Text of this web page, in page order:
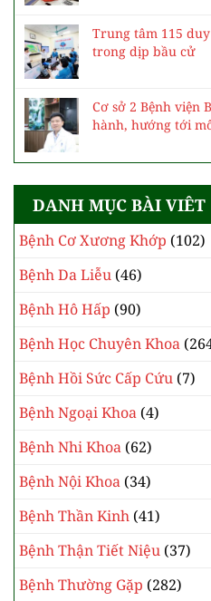
Trung tâm 115
trong dịp bầu cử
Cơ sở 2 Bệnh viện
hành, hướng tới
DANH MỤC BÀI VIÊT
Bệnh Cơ Xương Khớp (102)
Bệnh Da Liễu (46)
Bệnh Hô Hấp (90)
Bệnh Học Chuyên Khoa
Bệnh Hồi Sức Cấp Cứu (7)
Bệnh Ngoại Khoa (4)
Bệnh Nhi Khoa (62)
Bệnh Nội Khoa (34)
Bệnh Thần Kinh (41)
Bệnh Thận Tiết Niệu (37)
Bệnh Thường Gặp (282)